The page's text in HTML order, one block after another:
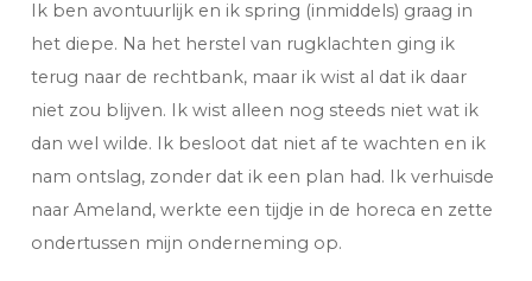
Ik ben avontuurlijk en ik spring (inmiddels) graag in
het diepe. Na het herstel van rugklachten ging ik
terug naar de rechtbank, maar ik wist al dat ik daar
niet zou blijven. Ik wist alleen nog steeds niet wat ik
dan wel wilde. Ik besloot dat niet af te wachten en ik
nam ontslag, zonder dat ik een plan had. Ik verhuisde
naar Ameland, werkte een tijdje in de horeca en zette
ondertussen mijn onderneming op.